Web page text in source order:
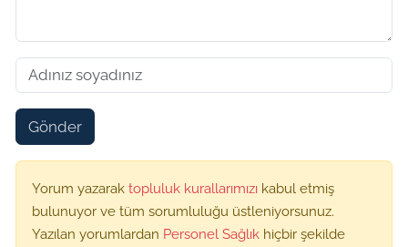
Gönder
Yorum yazarak topluluk kurallarımızı kabul etmiş
bulunuyor ve tüm sorumluluğu üstleniyorsunuz.
Yazılan yorumlardan Personel Sağlık hiçbir şekilde